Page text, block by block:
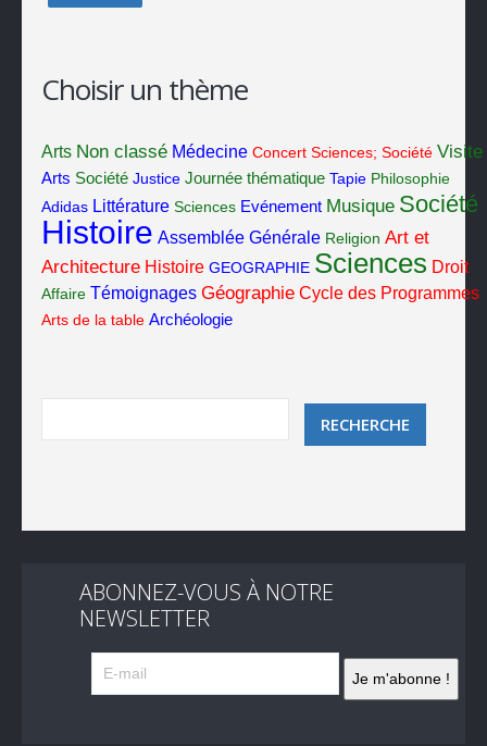
Choisir un thème
Arts Non classé Médecine Concert Sciences; Société Visite
Arts Société Justice Journée thématique Tapie Philosophie
Adidas Littérature Sciences Evénement Musique Société
Histoire Assemblée Générale Religion Art et
Architecture Histoire GEOGRAPHIE Sciences Droit
Affaire Témoignages Géographie Cycle des Programmes
Arts de la table Archéologie
ABONNEZ-VOUS À NOTRE
NEWSLETTER